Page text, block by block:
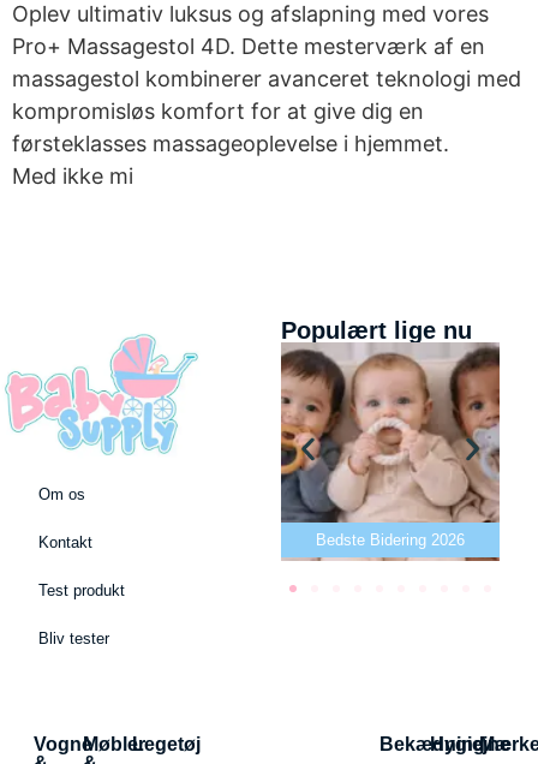
Oplev ultimativ luksus og afslapning med vores
Pro+ Massagestol 4D. Dette mesterværk af en
massagestol kombinerer avanceret teknologi med
kompromisløs komfort for at give dig en
førsteklasses massageoplevelse i hjemmet.
Med ikke mi
Om os
Kontakt
Test produkt
Bliv tester
Populært lige nu
Bedste puslepude 2026 Bedste Bidering 2026
VogneMøblerLegetøj Bekædning
Hygiejne